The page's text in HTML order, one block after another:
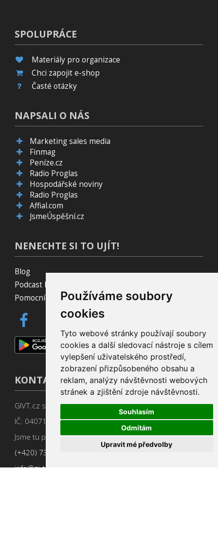
Používáme soubory
cookies
Tyto webové stránky používají soubory
cookies a další sledovací nástroje s cílem
vylepšení uživatelského prostředí,
zobrazení přizpůsobeného obsahu a
reklam, analýzy návštěvnosti webových
stránek a zjištění zdroje návštěvnosti.
Souhlasím
Odmítám
Upravit mé předvolby
SPOLUPRÁCE
Materiály pro organizace
Chci zapojit e-shop
Časté otázky
NAPSALI O NÁS
Marketing sales media
Finmag
Peníze.cz
Radio Proglas
Hospodářské noviny
Radio Proglas
Affial.com
JsmeÚspěšní.cz
NENECHTE SI TO UJÍT!
Blog
Podcast Pijavice
Pomocník do prohlížeče
KONTAKT
GIVT.cz s. r. o., Dolní nám. 16, 779 00 Olomouc
IČ: 04071433
Jsme tu pro Vás od 9:00 do 17:00
(+420) 737 266 402
info@givt.cz